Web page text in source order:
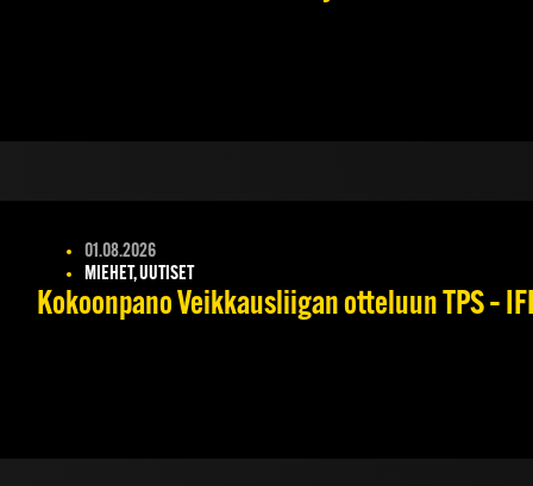
01.08.2026
MIEHET, UUTISET
Kokoonpano Veikkausliigan otteluun TPS –